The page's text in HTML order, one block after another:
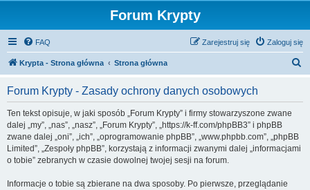
Forum Krypty
FAQ Zaloguj się
Zarejestruj się
Krypta - Strona główna Strona główna
Forum Krypty - Zasady ochrony danych osobowych
Ten tekst opisuje, w jaki sposób „Forum Krypty” i firmy stowarzyszone zwane
dalej „my”, „nas”, „nasz”, „Forum Krypty”, „https://k-ff.com/phpBB3” i phpBB
zwane dalej „oni”, „ich”, „oprogramowanie phpBB”, „www.phpbb.com”, „phpBB
Limited”, „Zespoły phpBB”, korzystają z informacji zwanymi dalej „informacjami
o tobie” zebranych w czasie dowolnej twojej sesji na forum.
Informacje o tobie są zbierane na dwa sposoby. Po pierwsze, przeglądanie